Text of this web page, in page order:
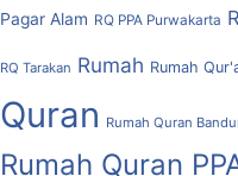
Pagar Alam RQ PPA Purwakarta
RQ Tarakan Rumah Rumah
Quran Rumah Quran
Rumah Quran